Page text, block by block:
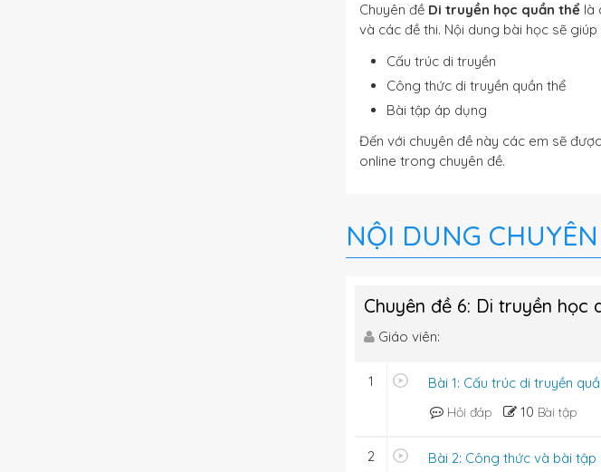
Chuyên đề Di truyền học quần thể là
và các đề thi. Nội dung bài học sẽ
Cấu trúc di truyền
Công thức di truyền quần thể
Bài tập áp dụng
Đến với chuyên đề này các em sẽ
online trong chuyên đề.
NỘI DUNG
Chuyên đề 6: Di truyền học
Giáo viên:
1 Bài 1: Cấu trúc di truyền
Hỏi đáp 10 Bài tập
2 Bài 2: Công thức và bài